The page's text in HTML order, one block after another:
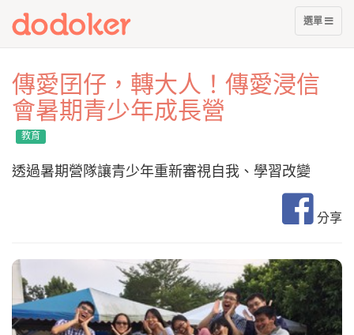
展
開
選
選單
傳愛囝仔，轉大人！傳愛浸信
會暑期青少年成長營
教育
透過暑期營隊讓青少年重新審視自我、學習改變
分享